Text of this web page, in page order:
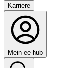
Karriere
Mein ee-hub